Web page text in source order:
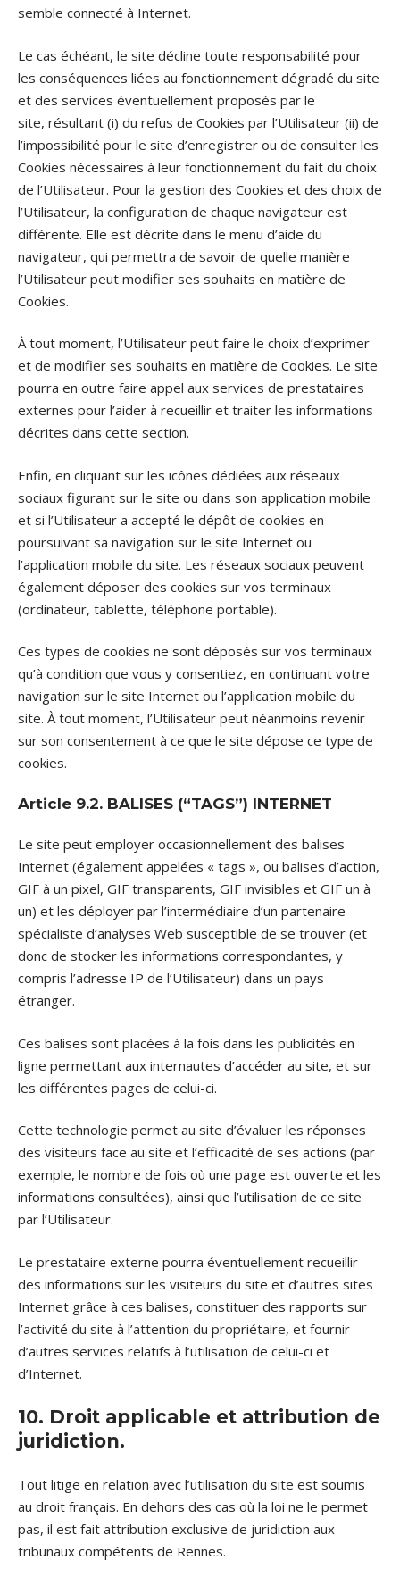
semble connecté à Internet.
Le cas échéant, le site décline toute responsabilité pour
les conséquences liées au fonctionnement dégradé du site
et des services éventuellement proposés par le
site, résultant (i) du refus de Cookies par l’Utilisateur (ii) de
l’impossibilité pour le site d’enregistrer ou de consulter les
Cookies nécessaires à leur fonctionnement du fait du choix
de l’Utilisateur. Pour la gestion des Cookies et des choix de
l’Utilisateur, la configuration de chaque navigateur est
différente. Elle est décrite dans le menu d’aide du
navigateur, qui permettra de savoir de quelle manière
l’Utilisateur peut modifier ses souhaits en matière de
Cookies.
À tout moment, l’Utilisateur peut faire le choix d’exprimer
et de modifier ses souhaits en matière de Cookies. Le site
pourra en outre faire appel aux services de prestataires
externes pour l’aider à recueillir et traiter les informations
décrites dans cette section.
Enfin, en cliquant sur les icônes dédiées aux réseaux
sociaux figurant sur le site ou dans son application mobile
et si l’Utilisateur a accepté le dépôt de cookies en
poursuivant sa navigation sur le site Internet ou
l’application mobile du site. Les réseaux sociaux peuvent
également déposer des cookies sur vos terminaux
(ordinateur, tablette, téléphone portable).
Ces types de cookies ne sont déposés sur vos terminaux
qu’à condition que vous y consentiez, en continuant votre
navigation sur le site Internet ou l’application mobile du
site. À tout moment, l’Utilisateur peut néanmoins revenir
sur son consentement à ce que le site dépose ce type de
cookies.
Article 9.2. BALISES (“TAGS”) INTERNET
Le site peut employer occasionnellement des balises
Internet (également appelées « tags », ou balises d’action,
GIF à un pixel, GIF transparents, GIF invisibles et GIF un à
un) et les déployer par l’intermédiaire d’un partenaire
spécialiste d’analyses Web susceptible de se trouver (et
donc de stocker les informations correspondantes, y
compris l’adresse IP de l’Utilisateur) dans un pays
étranger.
Ces balises sont placées à la fois dans les publicités en
ligne permettant aux internautes d’accéder au site, et sur
les différentes pages de celui-ci.
Cette technologie permet au site d’évaluer les réponses
des visiteurs face au site et l’efficacité de ses actions (par
exemple, le nombre de fois où une page est ouverte et les
informations consultées), ainsi que l’utilisation de ce site
par l’Utilisateur.
Le prestataire externe pourra éventuellement recueillir
des informations sur les visiteurs du site et d’autres sites
Internet grâce à ces balises, constituer des rapports sur
l’activité du site à l’attention du propriétaire, et fournir
d’autres services relatifs à l’utilisation de celui-ci et
d’Internet.
10. Droit applicable et attribution de
juridiction.
Tout litige en relation avec l’utilisation du site est soumis
au droit français. En dehors des cas où la loi ne le permet
pas, il est fait attribution exclusive de juridiction aux
tribunaux compétents de Rennes.